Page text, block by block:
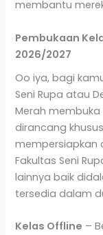
membantu
Pembukaan
2026/2027
Oo iya, bagi
Seni Rupa atau
Merah membuka
dirancang
mempersiapkan
Fakultas Seni
lainnya baik
tersedia dalam
Kelas Offline –